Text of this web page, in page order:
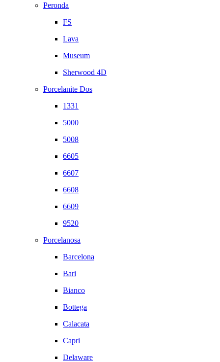
Peronda
FS
Lava
Museum
Sherwood 4D
Porcelanite Dos
1331
5000
5008
6605
6607
6608
6609
9520
Porcelanosa
Barcelona
Bari
Bianco
Bottega
Calacata
Capri
Delaware